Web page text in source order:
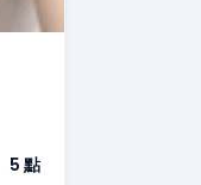
5 點